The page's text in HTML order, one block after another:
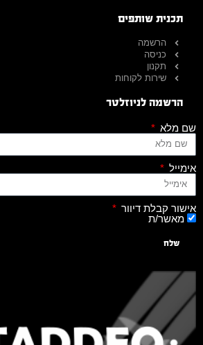
תכנית שותפים
הרשמה
כניסה
תקנון
שירות לקוחות
הרשמה לניוזלטר
שם מלא
אימייל
אישור קבלת דיוור
מאשר/ת
שלח